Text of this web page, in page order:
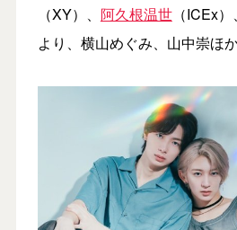
（XY）、 阿久根温世（ICEx）
より、横山めぐみ、山中崇ほか